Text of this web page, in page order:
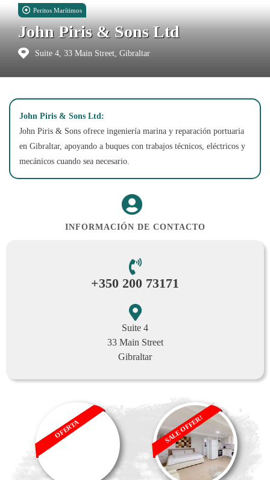
Peritos Marítimos
John Piris & Sons Ltd
Suite 4, 33 Main Street, Gibraltar
John Piris & Sons Ltd:
John Piris & Sons ofrece ingeniería marina y reparación portuaria
en Gibraltar, apoyando a buques con trabajos técnicos, eléctricos y
mecánicos cuando sea necesario.
INFORMACIÓN DE CONTACTO
+350 200 73171
Suite 4
33 Main Street
Gibraltar
OFERTA SALE OFFER!